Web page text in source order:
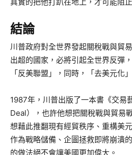
結論
川普政府對全世界發起關稅戰與貿
出超的國家，必將引起全世界反彈
「反美聯盟」，同時，「去美元化
1987年，川普出版了一本書《交
Deal），也許他想把關稅戰與貿易
想藉此推翻現有經貿秩序、重構美
作為戰略儲備、企圖拯救即將崩潰
的做法絕不會讓美國更加偉大。